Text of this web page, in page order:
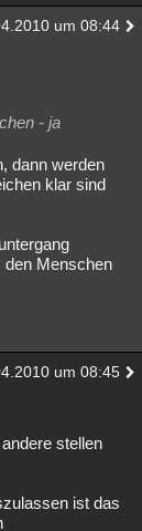
um 08:44
- ja
dann werden
klar sind
den Menschen
um 08:45
stellen
ist das